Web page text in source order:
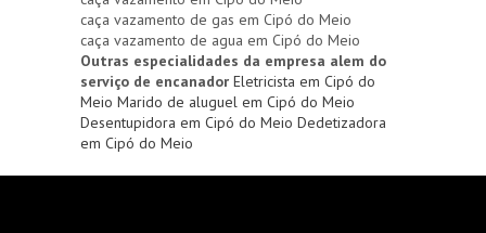
caça vazamento de gas em Cipó do Meio
caça vazamento de agua em Cipó do Meio
Outras especialidades da empresa alem do
serviço de encanador Eletricista em Cipó do
Meio Marido de aluguel em Cipó do Meio
Desentupidora em Cipó do Meio Dedetizadora
em Cipó do Meio